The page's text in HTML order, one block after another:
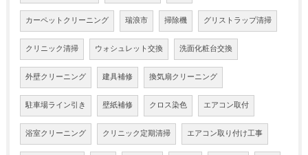
カーペットクリーニング 瑞浪市 掃除機 グリストラップ清掃
クリニック清掃 ウォシュレット交換 洗面化粧台交換
外壁クリーニング 建具補修 換気扇クリーニング
駐車場ライン引き 壁紙補修 クロス染色 エアコン取付
浴室クリーニング クリニック定期清掃 エアコン取り付け工事